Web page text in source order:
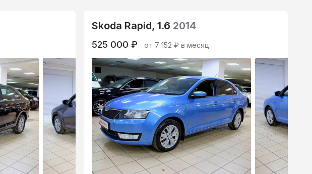
Skoda Rapid, 1.6 2014
525 000 ₽ от 7 152 ₽ в месяц